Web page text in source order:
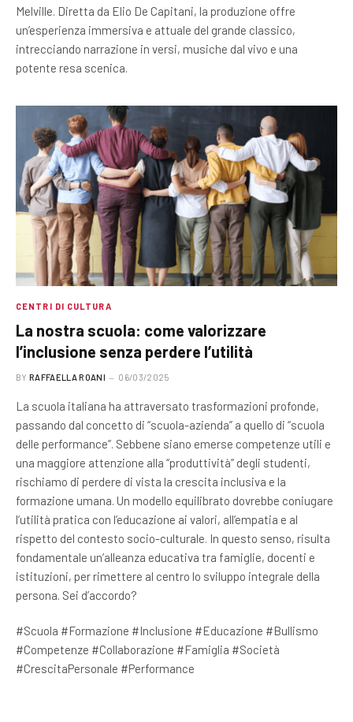
Melville. Diretta da Elio De Capitani, la produzione offre
un’esperienza immersiva e attuale del grande classico,
intrecciando narrazione in versi, musiche dal vivo e una
potente resa scenica.
CENTRI DI CULTURA
La nostra scuola: come valorizzare
l’inclusione senza perdere l’utilità
BY RAFFAELLA ROANI 06/03/2025
La scuola italiana ha attraversato trasformazioni profonde,
passando dal concetto di “scuola-azienda” a quello di “scuola
delle performance”. Sebbene siano emerse competenze utili e
una maggiore attenzione alla “produttività” degli studenti,
rischiamo di perdere di vista la crescita inclusiva e la
formazione umana. Un modello equilibrato dovrebbe coniugare
l’utilità pratica con l’educazione ai valori, all’empatia e al
rispetto del contesto socio-culturale. In questo senso, risulta
fondamentale un’alleanza educativa tra famiglie, docenti e
istituzioni, per rimettere al centro lo sviluppo integrale della
persona. Sei d’accordo?
#Scuola #Formazione #Inclusione #Educazione #Bullismo
#Competenze #Collaborazione #Famiglia #Società
#CrescitaPersonale #Performance